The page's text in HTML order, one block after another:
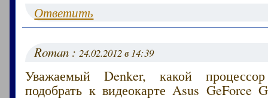
Ответить
Roman :24.02.2012 в 14:39
Уважаемый Denker, какой
подобрать к видеокарте Asus GeForce